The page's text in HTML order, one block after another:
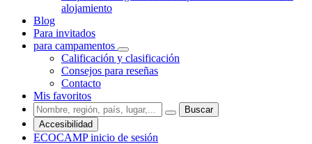
alojamiento
Blog
Para invitados
para campamentos
Calificación y clasificación
Consejos para reseñas
Contacto
Mis favoritos
Buscar
Accesibilidad
ECOCAMP inicio de sesión